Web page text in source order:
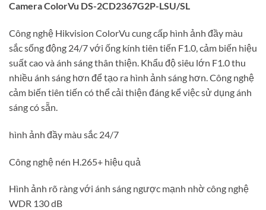
Camera ColorVu DS-2CD2367G2P-LSU/SL
Công nghệ Hikvision ColorVu cung cấp hình ảnh đầy màu
sắc sống động 24/7 với ống kính tiên tiến F1.0, cảm biến hiệu
suất cao và ánh sáng thân thiện. Khẩu độ siêu lớn F1.0 thu
nhiều ánh sáng hơn để tạo ra hình ảnh sáng hơn. Công nghệ
cảm biến tiên tiến có thể cải thiện đáng kể việc sử dụng ánh
sáng có sẵn.
hình ảnh đầy màu sắc 24/7
Công nghệ nén H.265+ hiệu quả
Hình ảnh rõ ràng với ánh sáng ngược mạnh nhờ công nghệ
WDR 130 dB